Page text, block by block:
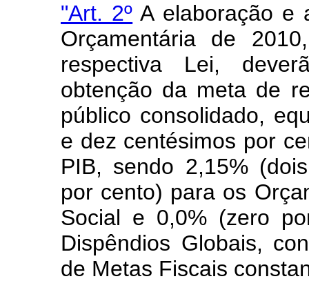
"Art. 2º A elaboração e
Orçamentária de
respectiva Lei,
obtenção da meta de
público consolidado,
e dez centésimos por
PIB, sendo 2,15%
por cento) para os
Social e 0,0% (zero
Dispêndios Globais,
de Metas Fiscais